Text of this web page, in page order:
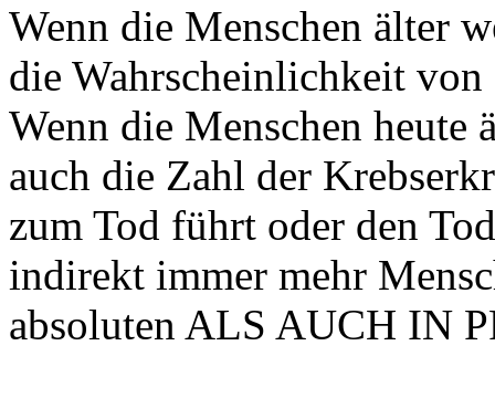
Wenn die Menschen älter
die Wahrscheinlichkeit
Wenn die Menschen heute
auch die Zahl der
zum Tod führt oder den
indirekt immer mehr
absoluten ALS AUCH IN